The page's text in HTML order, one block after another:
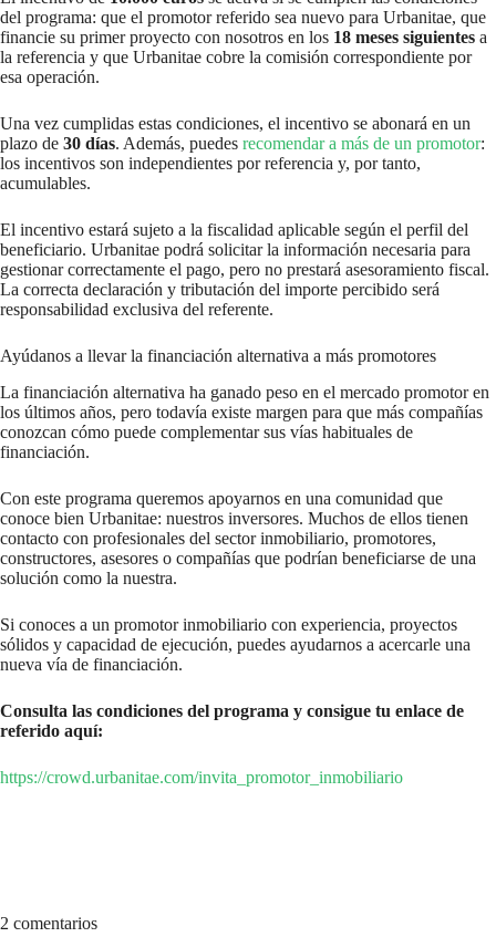
del programa: que el promotor referido sea nuevo para Urbanitae, que
financie su primer proyecto con nosotros en los 18 meses siguientes a
la referencia y que Urbanitae cobre la comisión correspondiente por
esa operación.
Una vez cumplidas estas condiciones, el incentivo se abonará en un
plazo de 30 días. Además, puedes recomendar a más de un promotor:
los incentivos son independientes por referencia y, por tanto,
acumulables.
El incentivo estará sujeto a la fiscalidad aplicable según el perfil del
beneficiario. Urbanitae podrá solicitar la información necesaria para
gestionar correctamente el pago, pero no prestará asesoramiento fiscal.
La correcta declaración y tributación del importe percibido será
responsabilidad exclusiva del referente.
Ayúdanos a llevar la financiación alternativa a más promotores
La financiación alternativa ha ganado peso en el mercado promotor en
los últimos años, pero todavía existe margen para que más compañías
conozcan cómo puede complementar sus vías habituales de
financiación.
Con este programa queremos apoyarnos en una comunidad que
conoce bien Urbanitae: nuestros inversores. Muchos de ellos tienen
contacto con profesionales del sector inmobiliario, promotores,
constructores, asesores o compañías que podrían beneficiarse de una
solución como la nuestra.
Si conoces a un promotor inmobiliario con experiencia, proyectos
sólidos y capacidad de ejecución, puedes ayudarnos a acercarle una
nueva vía de financiación.
Consulta las condiciones del programa y consigue tu enlace de
referido aquí:
https://crowd.urbanitae.com/invita_promotor_inmobiliario
2 comentarios